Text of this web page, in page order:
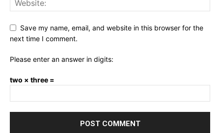
Save my name, email, and website in this browser for the
next time I comment.
Please enter an answer in digits:
two × three =